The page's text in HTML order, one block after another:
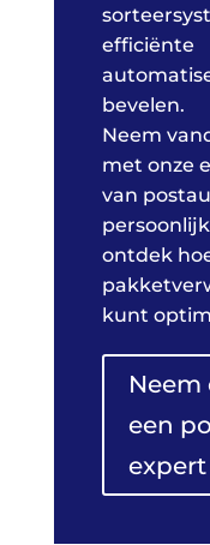
efficiënte
bevelen.
Neem
met onze
van
ontdek
kunt
een
expert